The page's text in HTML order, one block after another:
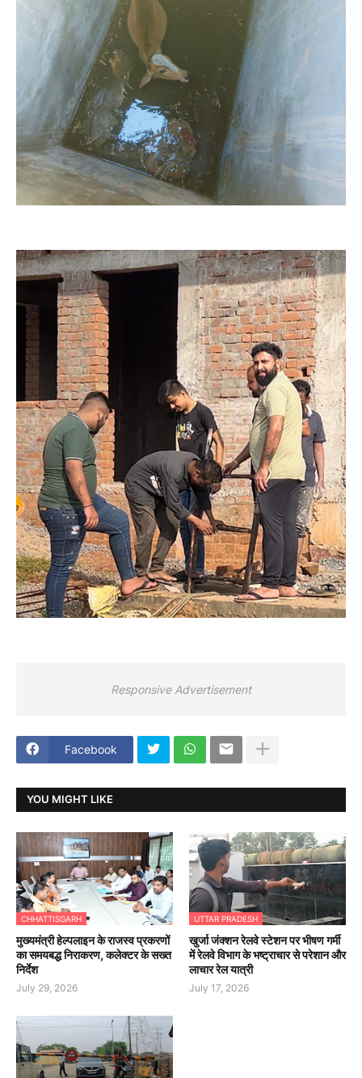
Responsive Advertisement
Facebook
YOU MIGHT LIKE
CHHATTISGARH
मुख्यमंत्री हेल्पलाइन के राजस्व प्रकरणों
का समयबद्ध निराकरण, कलेक्टर के सख्त
निर्देश
July 29, 2026
UTTAR PRADESH
खुर्जा जंक्शन रेलवे स्टेशन पर भीषण गर्मी
में रेलवे विभाग के भष्ट्राचार से परेशान और
लाचार रेल यात्री
July 17, 2026